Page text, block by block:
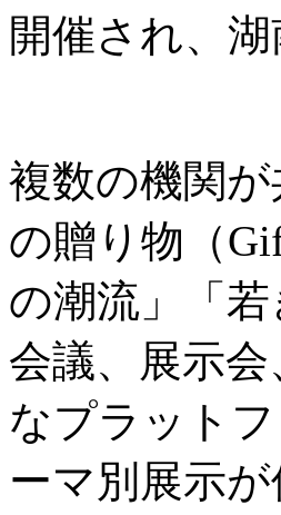
開催され、
複数の機関
の贈り物（
の潮流」「
会議、展示
なプラット
ーマ別展示